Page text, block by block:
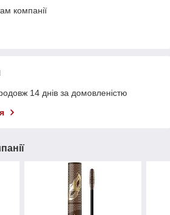
компанії
14 днів за домовленістю